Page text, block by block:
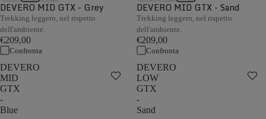
DEVERO MID GTX - Grey
Trekking leggero, nel rispetto
dell'ambiente.
€209,00
Confronta
DEVERO MID GTX - Sand
Trekking leggero, nel rispetto
dell'ambiente.
€209,00
Confronta
DEVERO
MID
GTX
-
Blue
DEVERO
LOW
GTX
-
Sand